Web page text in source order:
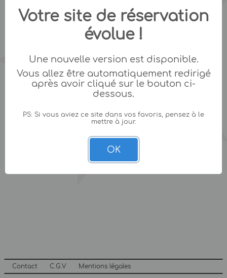
Contact C.G.V Mentions légales
Votre site de réservation
évolue !
Une nouvelle version est disponible.
Vous allez être automatiquement redirigé
après avoir cliqué sur le bouton ci-
dessous.
PS: Si vous aviez ce site dans vos favoris, pensez à le
mettre à jour.
OK